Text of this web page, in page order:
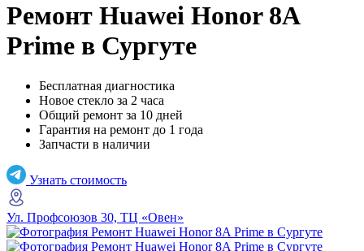
Ремонт Huawei Honor 8A
Prime в Сургуте
Бесплатная диагностика
Новое стекло за 2 часа
Общий ремонт за 10 дней
Гарантия на ремонт до 1 года
Запчасти в наличии
Узнать стоимость
Ул. Профсоюзов 30, ТЦ «Овен»